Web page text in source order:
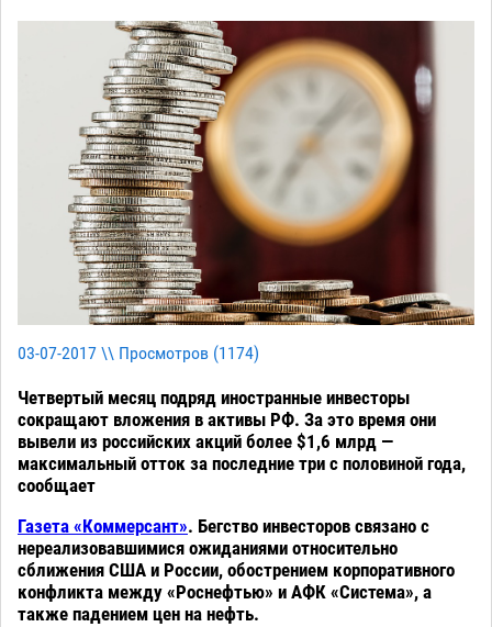
03-07-2017 \\ Просмотров (1174)
Четвертый месяц подряд иностранные инвесторы
сокращают вложения в активы РФ. За это время они
вывели из российских акций более $1,6 млрд —
максимальный отток за последние три с половиной года,
сообщает
Газета «Коммерсант». Бегство инвесторов связано с
нереализовавшимися ожиданиями относительно
сближения США и России, обострением корпоративного
конфликта между «Роснефтью» и АФК «Система», а
также падением цен на нефть.